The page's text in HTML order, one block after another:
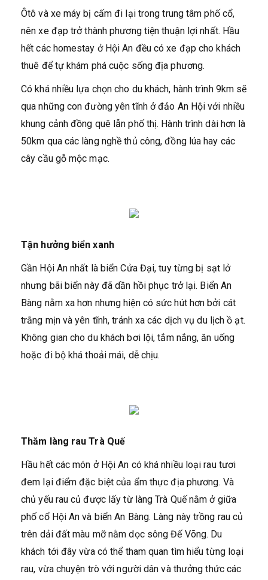
Ôtô và xe máy bị cấm đi lại trong trung tâm phố cổ,
nên xe đạp trở thành phương tiện thuận lợi nhất. Hầu
hết các homestay ở Hội An đều có xe đạp cho khách
thuê để tự khám phá cuộc sống địa phương.
Có khá nhiều lựa chọn cho du khách, hành trình 9km sẽ
qua những con đường yên tĩnh ở đảo An Hội với nhiều
khung cảnh đồng quê lẫn phố thị. Hành trình dài hơn là
50km qua các làng nghề thủ công, đồng lúa hay các
cây cầu gỗ mộc mạc.
Tận hưởng biển xanh
Gần Hội An nhất là biển Cửa Đại, tuy từng bị sạt lở
nhưng bãi biển này đã dần hồi phục trở lại. Biển An
Bàng nằm xa hơn nhưng hiện có sức hút hơn bởi cát
trắng mịn và yên tĩnh, tránh xa các dịch vụ du lịch ồ ạt.
Không gian cho du khách bơi lội, tắm nắng, ăn uống
hoặc đi bộ khá thoải mái, dễ chịu.
Thăm làng rau Trà Quế
Hầu hết các món ở Hội An có khá nhiều loại rau tươi
đem lại điểm đặc biệt của ẩm thực địa phương. Và
chủ yếu rau củ được lấy từ làng Trà Quế nằm ở giữa
phố cổ Hội An và biển An Bàng. Làng này trồng rau củ
trên dải đất màu mỡ nằm dọc sông Đế Võng. Du
khách tới đây vừa có thể tham quan tìm hiểu từng loại
rau, vừa chuyện trò với người dân và thưởng thức các